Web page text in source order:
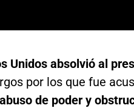
Unidos absolvió al
por los que fue
abuso de poder y